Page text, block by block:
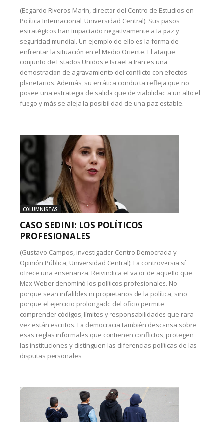
(Edgardo Riveros Marín, director del Centro de Estudios en
Política Internacional, Universidad Central): Sus pasos
estratégicos han impactado negativamente a la paz y
seguridad mundial. Un ejemplo de ello es la forma de
enfrentar la situación en el Medio Oriente. El ataque
conjunto de Estados Unidos e Israel a Irán es una
demostración de agravamiento del conflicto con efectos
planetarios. Además, su errática conducta refleja que no
posee una estrategia de salida que de viabilidad a un alto el
fuego y más se aleja la posibilidad de una paz estable.
COLUMNISTAS
CASO SEDINI: LOS POLÍTICOS
PROFESIONALES
(Gustavo Campos, investigador Centro Democracia y
Opinión Pública, Universidad Central): La controversia sí
ofrece una enseñanza. Reivindica el valor de aquello que
Max Weber denominó los políticos profesionales. No
porque sean infalibles ni propietarios de la política, sino
porque el ejercicio prolongado del oficio permite
comprender códigos, límites y responsabilidades que rara
vez están escritos. La democracia también descansa sobre
esas reglas informales que contienen conflictos, protegen
las instituciones y distinguen las diferencias políticas de las
disputas personales.